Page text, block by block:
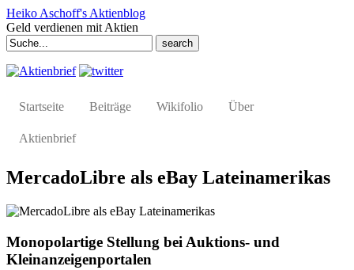
Heiko Aschoff's Aktienblog
Geld verdienen mit Aktien
Search
for:
Startseite Beiträge Wikifolio Über
Aktienbrief
MercadoLibre als eBay Lateinamerikas
Monopolartige Stellung bei Auktions- und
Kleinanzeigenportalen